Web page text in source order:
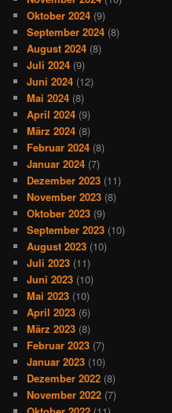
Oktober 2024 (9)
September 2024 (8)
August 2024 (8)
Juli 2024 (9)
Juni 2024 (12)
Mai 2024 (8)
April 2024 (9)
März 2024 (8)
Februar 2024 (8)
Januar 2024 (7)
Dezember 2023 (11)
November 2023 (8)
Oktober 2023 (9)
September 2023 (10)
August 2023 (10)
Juli 2023 (11)
Juni 2023 (10)
Mai 2023 (10)
April 2023 (6)
März 2023 (8)
Februar 2023 (7)
Januar 2023 (10)
Dezember 2022 (8)
November 2022 (7)